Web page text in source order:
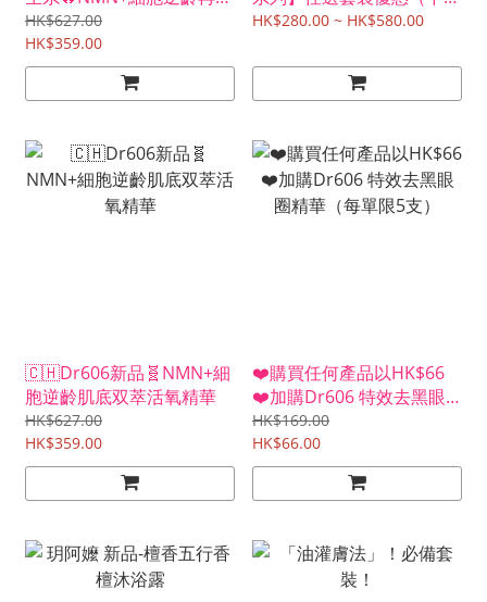
精華（限量600套優惠）
HK$627.00
HK$359.00
記得備註產品名稱！）
HK$280.00 ~ HK$580.00
🇨🇭Dr606新品🧬NMN+細
胞逆齡肌底双萃活氧精華
HK$627.00
HK$359.00
❤️購買任何產品以HK$66
❤️加購Dr606 特效去黑眼
圈精華（每單限5支）
HK$169.00
HK$66.00